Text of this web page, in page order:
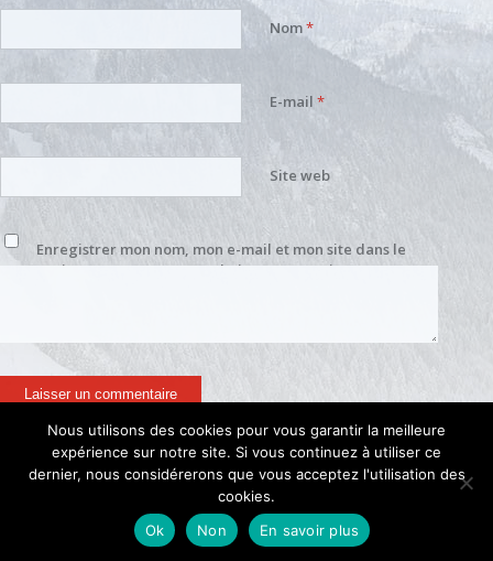
Nom*
E-mail *
Site web
Enregistrer mon nom, mon e-mail et mon site dans le
navigateur pour mon prochain commentaire.
Linga Ski Shop - 355 route de Pré la Joux - 74390 Châtel - Tél. +33 (0)4 50 81
04 21 - +33 (0)6 72 07 65 10 -Infos légales
Nous utilisons des cookies pour vous garantir la meilleure
expérience sur notre site. Si vous continuez à utiliser ce
dernier, nous considérerons que vous acceptez l'utilisation des
cookies.
Ok
Non En savoir plus